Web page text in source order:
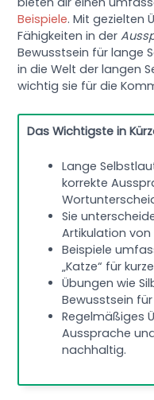
Beispiele. Mit gezielten
Fähigkeiten in der
Bewusstsein für lange
in die Welt der langen
wichtig sie für die
Das Wichtigste in
Lange
korrekte
Sie
Artikulation von
Beispiele
„Katze“ für
Übungen wie
Bewusstsein
Regelmäßiges
Aussprache
nachhaltig.